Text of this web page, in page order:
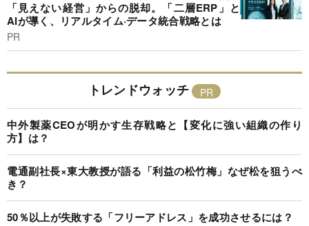
「見えない経営」からの脱却。「二層ERP」と
AIが導く、リアルタイム·データ統合戦略とは
PR
トレンドウォッチ
中外製薬CEOが明かす生存戦略と【変化に強い組織の作り
方】は？
電通副社長×東大教授が語る「利益の松竹梅」なぜ松を狙うべ
き？
50％以上が失敗する「フリーアドレス」を成功させるには？